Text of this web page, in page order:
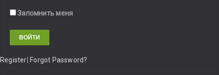
Запомнить меня
Register Forgot Password?